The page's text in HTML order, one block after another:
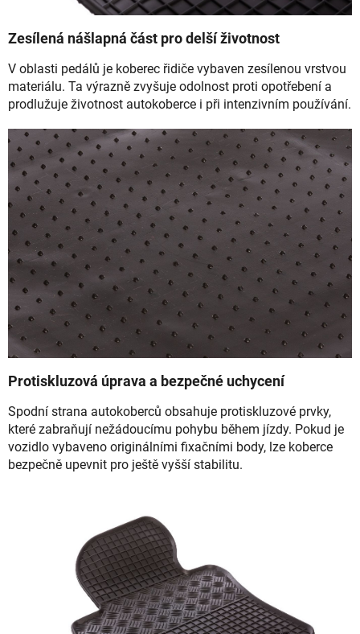
Zesílená nášlapná část pro delší životnost
V oblasti pedálů je koberec řidiče vybaven zesílenou vrstvou
materiálu. Ta výrazně zvyšuje odolnost proti opotřebení a
prodlužuje životnost autokoberce i při intenzivním používání.
Protiskluzová úprava a bezpečné uchycení
Spodní strana autokoberců obsahuje protiskluzové prvky,
které zabraňují nežádoucímu pohybu během jízdy. Pokud je
vozidlo vybaveno originálními fixačními body, lze koberce
bezpečně upevnit pro ještě vyšší stabilitu.